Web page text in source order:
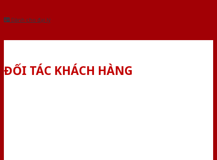
Dành cho đại lý
ĐỐI TÁC KHÁCH HÀNG